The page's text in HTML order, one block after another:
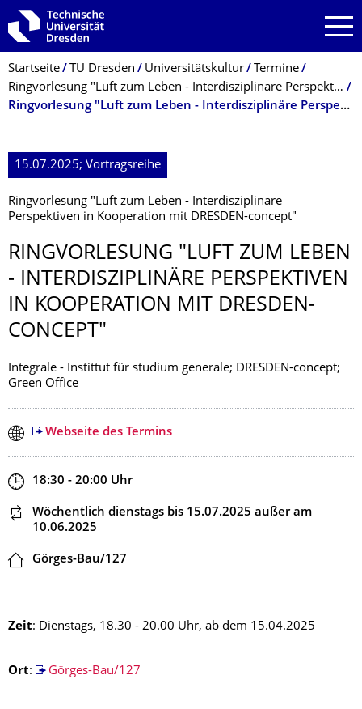
Zur Hauptnavigation springen
Zur Suche springen
Zum Inhalt springen
Breadcrumb-Menü
Startseite TU Dresden Universitätskultur
Termine
Ringvorlesung "Luft zum Leben - Interdiszipli­näre Perspektiven in Kooperation mit DRESDEN-concept"
Ringvorlesung "Luft zum Leben - Interdiszipli­näre Perspektiven in Kooperation mit DRESDEN-concept"
15.07.2025; Vortragsreihe
Ringvorlesung "Luft zum Leben - Interdiszipli­näre
Perspektiven in Kooperation mit DRESDEN-concept"
RINGVORLESUNG "LUFT ZUM LEBEN
- INTERDISZIPLI­NÄRE PERSPEKTIVEN
IN KOOPERATION MIT DRESDEN-
CONCEPT"
Integrale - Instittut für studium generale; DRESDEN-concept;
Green Office
Webseite des Termins
Zeit
18:30 - 20:00 Uhr
Dieser Termin wiederholt sich
Wöchentlich dienstags bis 15.07.2025 außer am
10.06.2025
Ort
Görges-Bau/127
Zeit: Dienstags, 18.30 - 20.00 Uhr, ab dem 15.04.2025
Ort: Görges-Bau/127